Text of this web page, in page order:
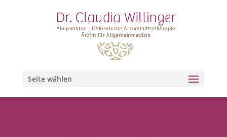
Seite wählen